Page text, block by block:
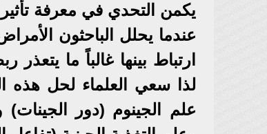
يكمن التحدي في معرفة
عندما يحلل الباحثون
ارتباط بينها غالباً ما
لذا سعي العلماء لحل هذه
علم الجينوم (دور الجينات)